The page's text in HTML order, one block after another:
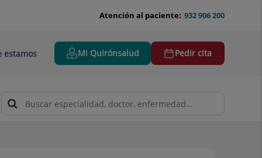
932 906 200
Atención al paciente:
estamos Mi Quirónsalud Pedir cita